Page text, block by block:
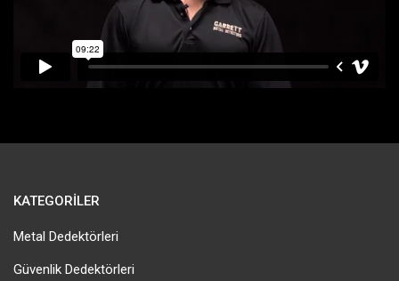
KATEGORILER
Metal Dedektörleri
Güvenlik Dedektörleri